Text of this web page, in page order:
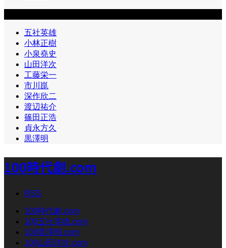
五社英雄
小林正樹
小泉堯史
山田洋次
工藤栄一
市川崑
深作欣二
渡辺祐介
篠田正浩
貞永方久
黒澤明
100時代劇.com
RSS
100時代劇.com
100五社英雄.com
100黒澤明.com
100山田洋次.com